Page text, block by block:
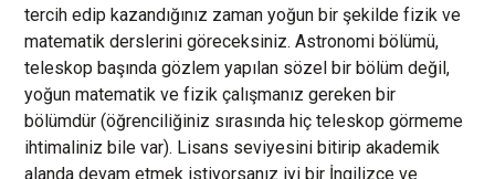
tercih edip kazandığınız zaman yoğun bir şekilde fizik ve
matematik derslerini göreceksiniz. Astronomi bölümü,
teleskop başında gözlem yapılan sözel bir bölüm değil,
yoğun matematik ve fizik çalışmanız gereken bir
bölümdür (öğrenciliğiniz sırasında hiç teleskop görmeme
ihtimaliniz bile var). Lisans seviyesini bitirip akademik
alanda devam etmek istiyorsanız iyi bir İngilizce ve